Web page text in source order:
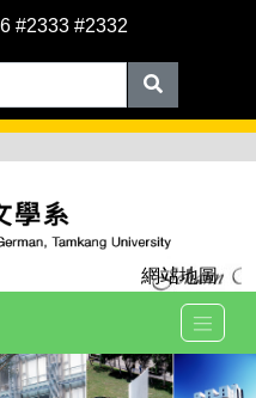
#2333 #2332
網站地圖